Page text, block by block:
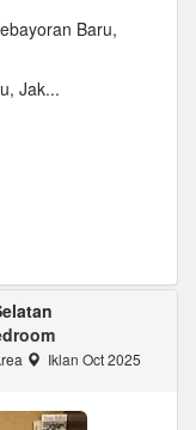
Baru,
Jak...
Iklan Oct 2025